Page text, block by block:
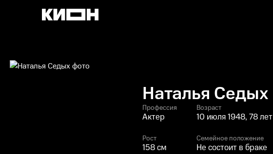
Наталья Седых
Профессия
Актер
Возраст
10 июля 1948, 78 лет
Рост
158 см
Семейное положение
Не состоит в браке